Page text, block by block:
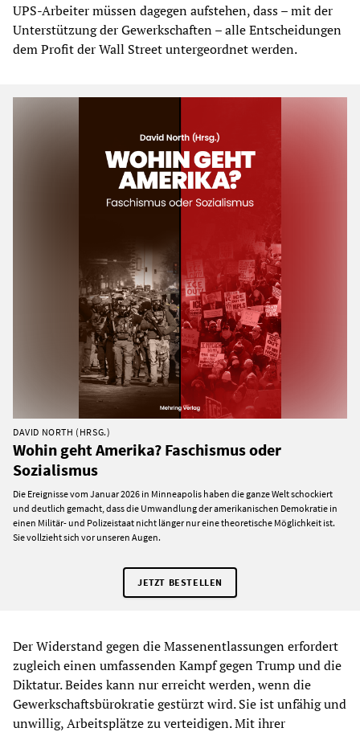
UPS-Arbeiter müssen dagegen aufstehen, dass – mit der
Unterstützung der Gewerkschaften – alle Entscheidungen
dem Profit der Wall Street untergeordnet werden.
DAVID NORTH (HRSG.)
Wohin geht Amerika? Faschismus oder
Sozialismus
Die Ereignisse vom Januar 2026 in Minneapolis haben die ganze Welt schockiert
und deutlich gemacht, dass die Umwandlung der amerikanischen Demokratie in
einen Militär- und Polizeistaat nicht länger nur eine theoretische Möglichkeit ist.
Sie vollzieht sich vor unseren Augen.
JETZT BESTELLEN
Der Widerstand gegen die Massenentlassungen erfordert
zugleich einen umfassenden Kampf gegen Trump und die
Diktatur. Beides kann nur erreicht werden, wenn die
Gewerkschaftsbürokratie gestürzt wird. Sie ist unfähig und
unwillig, Arbeitsplätze zu verteidigen. Mit ihrer